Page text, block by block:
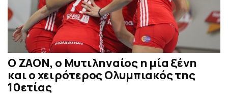
Ο ΖΑΟΝ, ο Μυτιληναίος η μία ξένη
και ο χειρότερος Ολυμπιακός της
10ετίας